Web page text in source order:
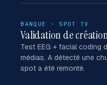
BANQUE · SPOT TV
Validation de
Test EEG + facial coding
médias. A détecté une
spot a été remonté.